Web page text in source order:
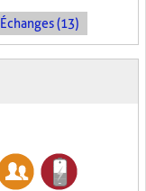
Échanges (13)